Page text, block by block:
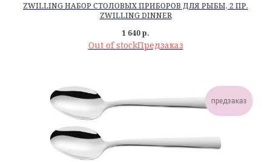
ZWILLING НАБОР СТОЛОВЫХ ПРИБОРОВ ДЛЯ РЫБЫ, 2 ПР.
ZWILLING DINNER
1 640р.
Out of stock
предзаказ